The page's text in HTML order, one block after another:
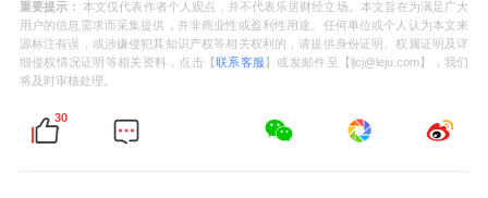
重要提示： 本文仅代表作者个人观点，并不代表乐居财经立场。本文旨在为满足广大
用户的信息需求而采集提供，并非商业性或盈利性用途。任何单位或个人认为本文来
源标注有误，或涉嫌侵犯其知识产权等相关权利的，请提供身份证明、权属证明及详
细侵权情况证明等相关资料，点击【联系客服 】或发邮件至【ljcj@leju.com】，我们
将及时审核处理。
30